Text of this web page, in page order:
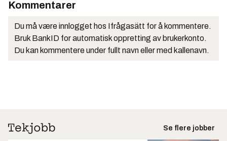
Kommentarer
Du må være innlogget hos Ifrågasätt for å kommentere.
Bruk BankID for automatisk oppretting av brukerkonto.
Du kan kommentere under fullt navn eller med kallenavn.
Se flere jobber